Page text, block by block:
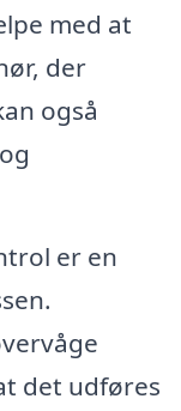
med at
der
også
er en
det udføres